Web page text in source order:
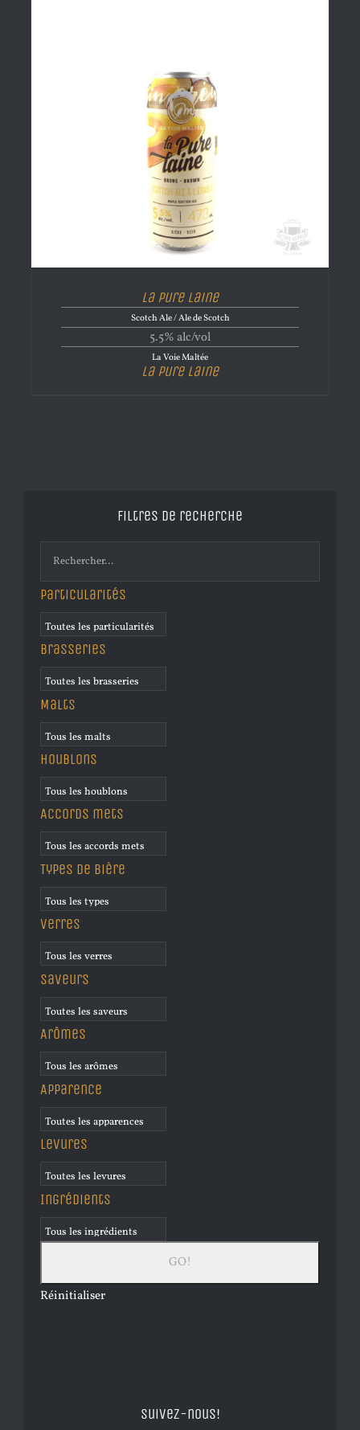
La Pure Laine
Scotch Ale / Ale de Scotch
5.5% alc/vol
La Voie Maltée
La Pure Laine
Filtres de recherche
Particularités
Brasseries
Malts
Houblons
Accords mets
Types de bière
Verres
Saveurs
Arômes
Apparence
Levures
Ingrédients
Réinitialiser
Suivez-nous!